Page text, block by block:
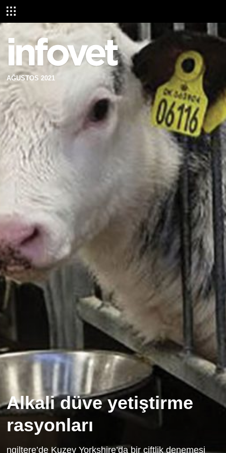
AĞUSTOS 2021
Alkali düve yetiştirme
rasyonları
ngiltere’de Kuzey Yorkshire’da bir çiftlik denemesi